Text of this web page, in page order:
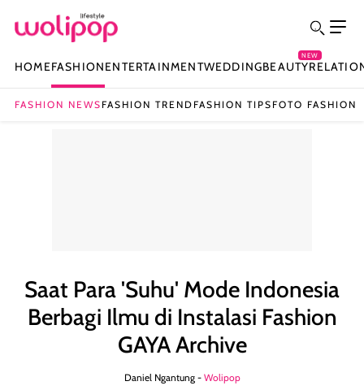
HOMEFASHIONENTERTAINMENTWEDDINGBEAUTY
NEW
FASHION NEWS FASHION TREND FASHION TIPS FOTO FASHION
Saat Para 'Suhu' Mode Indonesia
Berbagi Ilmu di Instalasi Fashion
GAYA Archive
Daniel Ngantung - Wolipop